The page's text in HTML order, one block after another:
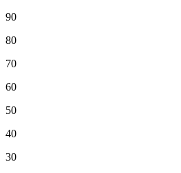
90
80
70
60
50
40
30